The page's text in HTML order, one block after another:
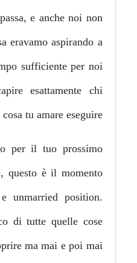
Subito dopo il tempo passa,
raggiungere quella cosa
fare – noi non fare tempo
stessi per davvero capire
siamo e qualunque cosa tu
Al posto di resistendo per
rapporto con accadere,
di godere la libertà e
Inizia a fare un elenco di
che hai desideravo scoprire